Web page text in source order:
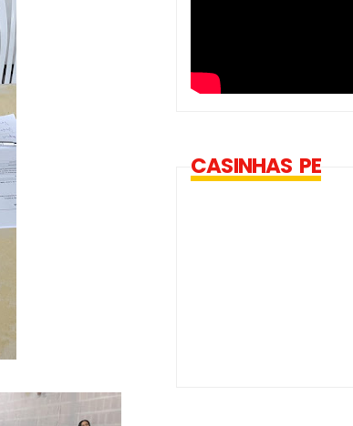
CASINHAS PE